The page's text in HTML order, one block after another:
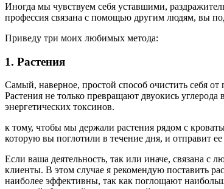
Иногда мы чувствуем себя уставшими,
профессия связана с помощью другим людям, вы
Приведу три моих любимых метода:
1. Растения
Самый, наверное, простой способ очистить себя
Растения не только превращают двуокись
энергетических токсинов.
к тому, чтобы мы держали растения рядом с
которую вы поглотили в течение дня, и отправит
Если ваша деятельность, так или иначе, связана с
клиенты. В этом случае я рекомендую поставить
наиболее эффективны, так как поглощают